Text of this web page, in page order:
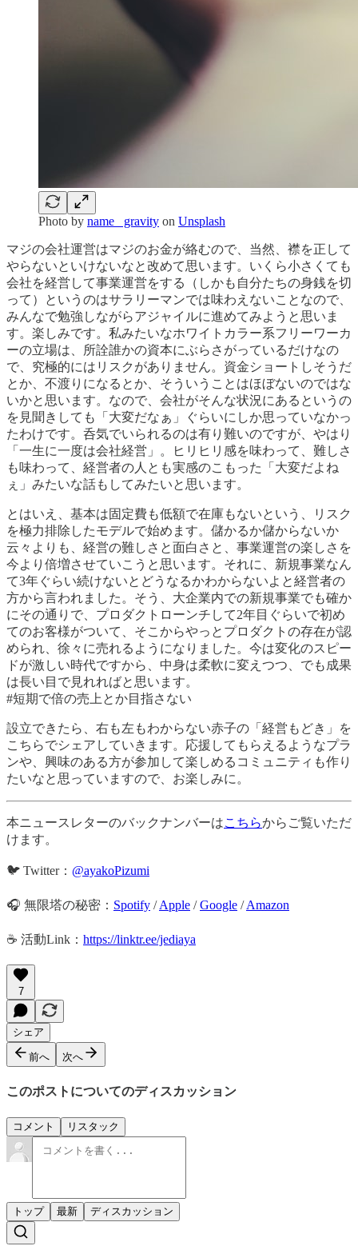
Photo by name_ gravity on Unsplash
マジの会社運営はマジのお金が絡むので、当然、襟を正して
やらないといけないなと改めて思います。いくら小さくても
会社を経営して事業運営をする（しかも自分たちの身銭を切
って）というのはサラリーマンでは味わえないことなので、
みんなで勉強しながらアジャイルに進めてみようと思いま
す。楽しみです。私みたいなホワイトカラー系フリーワーカ
ーの立場は、所詮誰かの資本にぶらさがっているだけなの
で、究極的にはリスクがありません。資金ショートしそうだ
とか、不渡りになるとか、そういうことはほぼないのではな
いかと思います。なので、会社がそんな状況にあるというの
を見聞きしても「大変だなぁ」ぐらいにしか思っていなかっ
たわけです。呑気でいられるのは有り難いのですが、やはり
「一生に一度は会社経営」。ヒリヒリ感を味わって、難しさ
も味わって、経営者の人とも実感のこもった「大変だよね
ぇ」みたいな話もしてみたいと思います。
とはいえ、基本は固定費も低額で在庫もないという、リスク
を極力排除したモデルで始めます。儲かるか儲からないか
云々よりも、経営の難しさと面白さと、事業運営の楽しさを
今より倍増させていこうと思います。それに、新規事業なん
て3年ぐらい続けないとどうなるかわからないよと経営者の
方から言われました。そう、大企業内での新規事業でも確か
にその通りで、プロダクトローンチして2年目ぐらいで初め
てのお客様がついて、そこからやっとプロダクトの存在が認
められ、徐々に売れるようになりました。今は変化のスピー
ドが激しい時代ですから、中身は柔軟に変えつつ、でも成果
は長い目で見れればと思います。
#短期で倍の売上とか目指さない
設立できたら、右も左もわからない赤子の「経営もどき」を
こちらでシェアしていきます。応援してもらえるようなプラ
ンや、興味のある方が参加して楽しめるコミュニティも作り
たいなと思っていますので、お楽しみに。
本ニュースレターのバックナンバーはこちらからご覧いただ
けます。
🐦 Twitter： @ayakoPizumi
🎧 無限塔の秘密： Spotify /Apple /Google /Amazon
☕️ 活動Link： https://linktr.ee/jediaya
7
シェア
前へ 次へ
このポストについてのディスカッション
コメント リスタック
トップ 最新 ディスカッション